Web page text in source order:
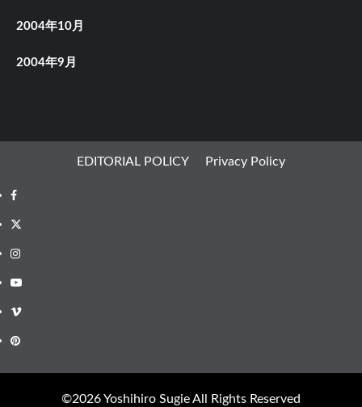
2004年10月
2004年9月
EDITORIAL POLICY Privacy Policy
Facebook
X
Instagram
Youtube
Vimeo
Pinterest
©︎2026 Yoshihiro Sugie All Rights Reserved